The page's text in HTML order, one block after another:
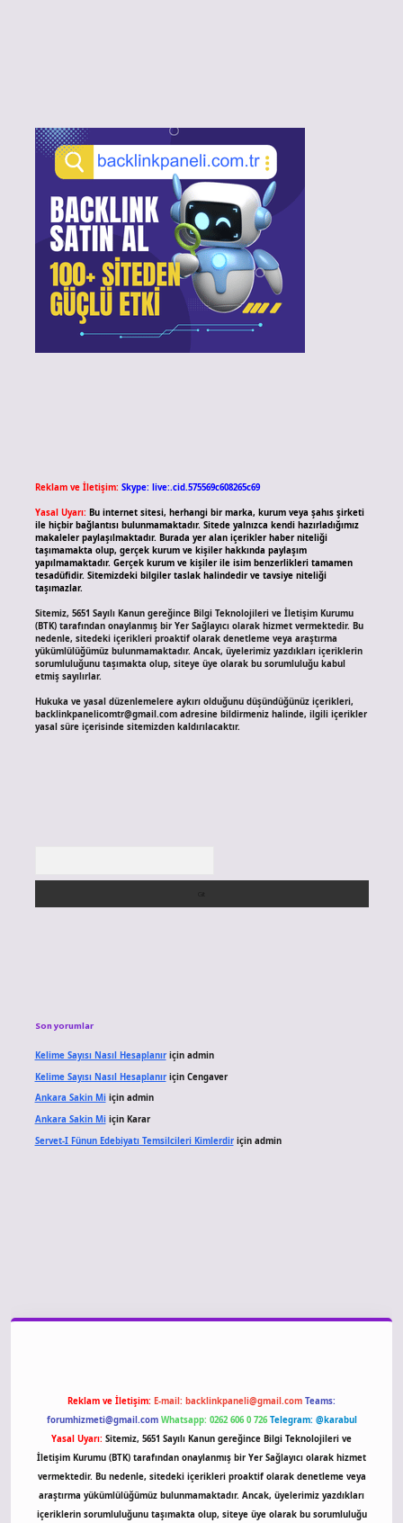
Reklam ve İletişim: Skype: live:.cid.575569c608265c69
Yasal Uyarı: Bu internet sitesi, herhangi bir marka, kurum veya şahıs şirketi
ile hiçbir bağlantısı bulunmamaktadır. Sitede yalnızca kendi hazırladığımız
makaleler paylaşılmaktadır. Burada yer alan içerikler haber niteliği
taşımamakta olup, gerçek kurum ve kişiler hakkında paylaşım
yapılmamaktadır. Gerçek kurum ve kişiler ile isim benzerlikleri tamamen
tesadüfidir. Sitemizdeki bilgiler taslak halindedir ve tavsiye niteliği
taşımazlar.
Sitemiz, 5651 Sayılı Kanun gereğince Bilgi Teknolojileri ve İletişim Kurumu
(BTK) tarafından onaylanmış bir Yer Sağlayıcı olarak hizmet vermektedir. Bu
nedenle, sitedeki içerikleri proaktif olarak denetleme veya araştırma
yükümlülüğümüz bulunmamaktadır. Ancak, üyelerimiz yazdıkları içeriklerin
sorumluluğunu taşımakta olup, siteye üye olarak bu sorumluluğu kabul
etmiş sayılırlar.
Hukuka ve yasal düzenlemelere aykırı olduğunu düşündüğünüz içerikleri,
backlinkpanelicomtr@gmail.comadresine bildirmeniz halinde, ilgili içerikler
yasal süre içerisinde sitemizden kaldırılacaktır.
Son yorumlar
Kelime Sayısı Nasıl Hesaplanıriçin admin
Kelime Sayısı Nasıl Hesaplanıriçin Cengaver
Ankara Sakin Miiçin admin
Ankara Sakin Miiçin Karar
Servet-I Fünun Edebiyatı Temsilcileri Kimlerdiriçin admin
Reklam ve İletişim: E-mail: backlinkpaneli@gmail.com Teams:
forumhizmeti@gmail.com Whatsapp: 0262 606 0 726 Telegram: @karabul
Yasal Uyarı: Sitemiz, 5651 Sayılı Kanun gereğince Bilgi Teknolojileri ve
İletişim Kurumu (BTK) tarafından onaylanmış bir Yer Sağlayıcı olarak hizmet
vermektedir. Bu nedenle, sitedeki içerikleri proaktif olarak denetleme veya
araştırma yükümlülüğümüz bulunmamaktadır. Ancak, üyelerimiz yazdıkları
içeriklerin sorumluluğunu taşımakta olup, siteye üye olarak bu sorumluluğu